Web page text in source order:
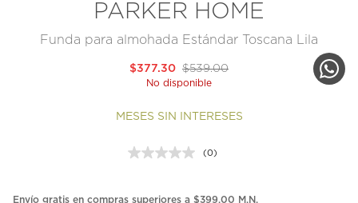
PARKER HOME
Funda para almohada Estándar Toscana Lila
$539.00
$377.30
No disponible
MESES SIN INTERESES
Sin
en
(0)
Envío gratis en compras superiores a $399.00 M.N.